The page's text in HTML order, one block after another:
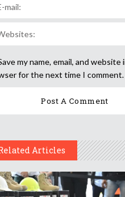
my name, email, and website
for the next time I comment.
Articles